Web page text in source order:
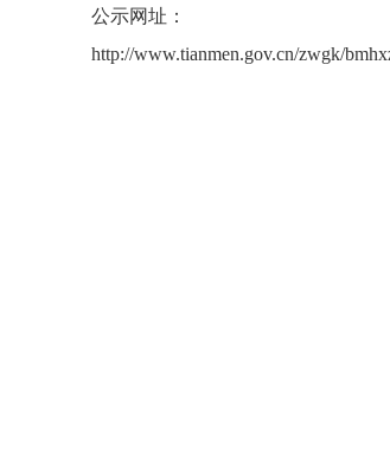
公示网址：
http://www.tianmen.gov.cn/zwgk/